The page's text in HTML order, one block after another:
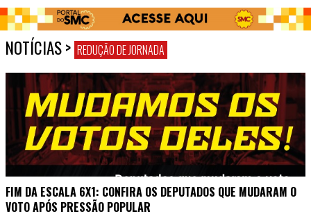
NOTÍCIAS> REDUÇÃO DE JORNADA
FIM DA ESCALA 6X1: CONFIRA OS DEPUTADOS QUE MUDARAM O
VOTO APÓS PRESSÃO POPULAR